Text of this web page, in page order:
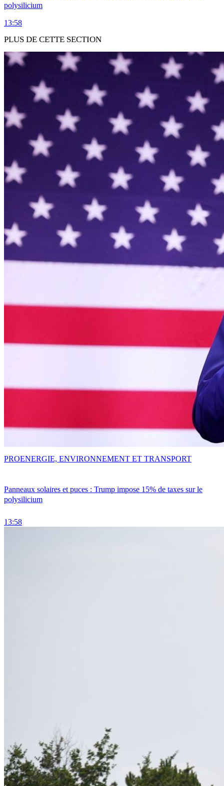
polysilicium
13:58
PLUS DE CETTE SECTION
Panneaux solaires et puces : Trump impose 15% de taxes sur le
polysilicium
13:58
PROENERGIE, ENVIRONNEMENT ET TRANSPORT